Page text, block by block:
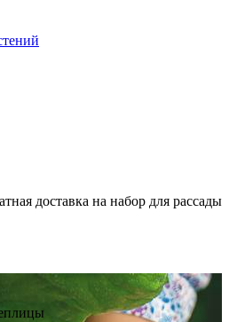
доставка на набор для рассады